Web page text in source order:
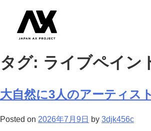
タグ: ライブペイン
大自然に3人のアーティス
Posted on 2026年7月9日 by 3djk456c